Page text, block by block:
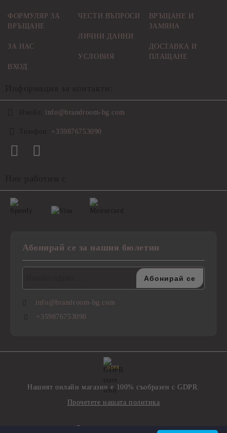
ФОРМУЛЯР ЗА
ВРЪЩАНЕ
ЗА НАС
ВХОД
ЧЕСТИ ВЪПРОСИ
ЛИЧНИ ДАННИ
УСЛОВИЯ
ВРЪЩАНЕ И
ЗАМЯНА
ДОСТАВКА И
ПЛАЩАНЕ
info@brandroom-bg.com
+359876753090
Абонирай се за нашия бюлетин
info@brandroom-bg.com
+359876753090
GDPR
Нашият онлайн магазин е 100% съобразен с GDPR.
Прочетете нашата политика